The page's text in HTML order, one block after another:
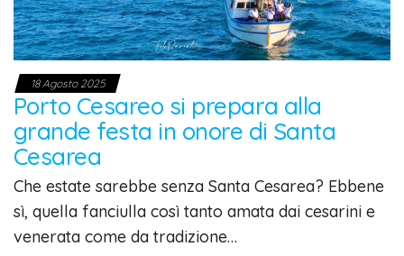
18 Agosto 2025
Porto Cesareo si prepara alla
grande festa in onore di Santa
Cesarea
Che estate sarebbe senza Santa Cesarea? Ebbene
sì, quella fanciulla così tanto amata dai cesarini e
venerata come da tradizione…